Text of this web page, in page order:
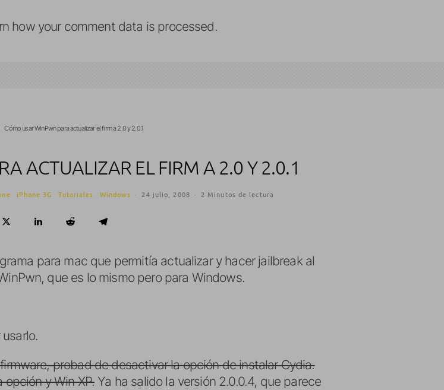
how your comment data is processed.
Cómo usar WinPwn para actualizar el firm a 2.0 y 2.0.1
ACTUALIZAR EL FIRM A 2.0 Y 2.0.1
iPhone 3G Tutoriales Windows · 24 julio, 2008 · 2 Minutos de lectura
para mac que permitía actualizar y hacer jailbreak al
que es lo mismo pero para Windows.
probad de desactivar la opción de instalar Cydia.
y Win XP. Ya ha salido la versión 2.0.0.4, que parece